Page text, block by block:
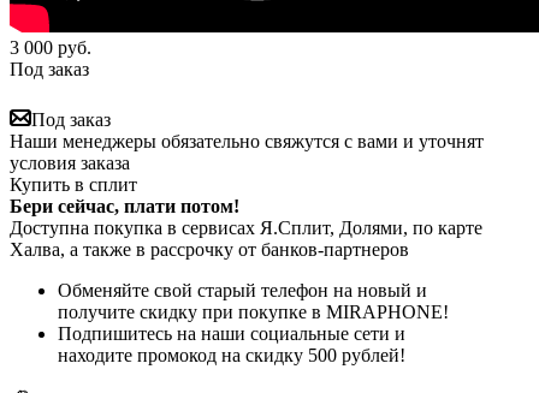
3 000 руб.
Под заказ
Под заказ
Наши менеджеры обязательно свяжутся с вами и уточнят
условия заказа
Купить в сплит
Бери сейчас, плати потом!
Доступна покупка в сервисах Я.Сплит, Долями, по карте
Халва, а также в рассрочку от банков-партнеров
Обменяйте свой старый телефон на новый и
получите скидку при покупке в MIRAPHONE!
Подпишитесь на наши социальные сети и
находите промокод на скидку 500 рублей!